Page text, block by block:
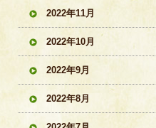
2022年11月
2022年10月
2022年9月
2022年8月